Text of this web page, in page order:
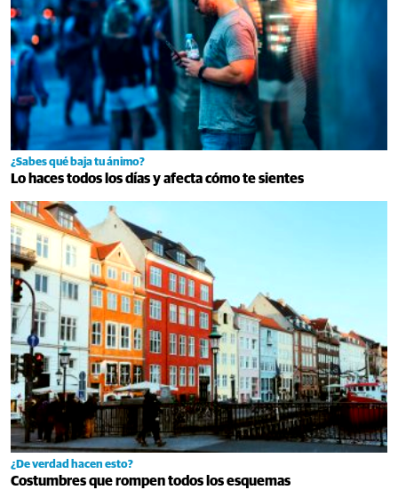
¿Sabes qué baja tu ánimo?
Lo haces todos los días y afecta cómo te sientes
¿De verdad hacen esto?
Costumbres que rompen todos los esquemas